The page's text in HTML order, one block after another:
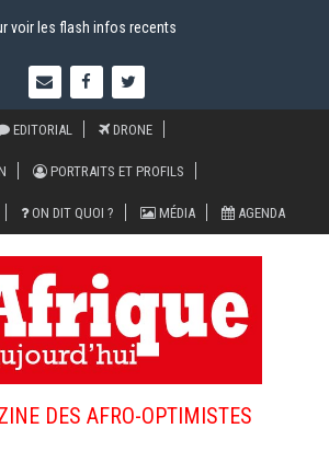
voir les flash infos recents
EDITORIAL DRONE
PORTRAITS ET PROFILS
ON DIT QUOI ? MÉDIA AGENDA
DES AFRO-OPTIMISTES